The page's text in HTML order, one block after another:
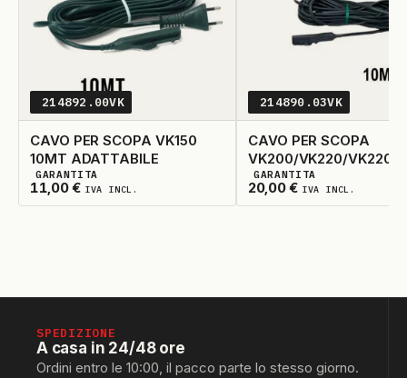
214892.00VK
CAVO PER SCOPA VK150
10MT ADATTABILE
11,00€ IVA INCL.
3DISPONIBILI
GARANTITA
214890.03VK
CAVO PER SCOPA
VK200/VK220/VK220S
ORIGINALE
20,00€ IVA INCL.
3DISPONIBILI
GARANTITA
SPEDIZIONE
A casa in 24/48 ore
Ordini entro le 10:00, il pacco parte lo stesso giorno.